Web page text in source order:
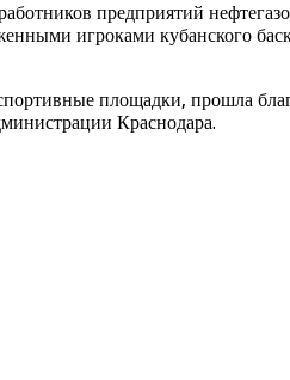
предприятий
игроками кубанского
площадки, прошла
Краснодара.